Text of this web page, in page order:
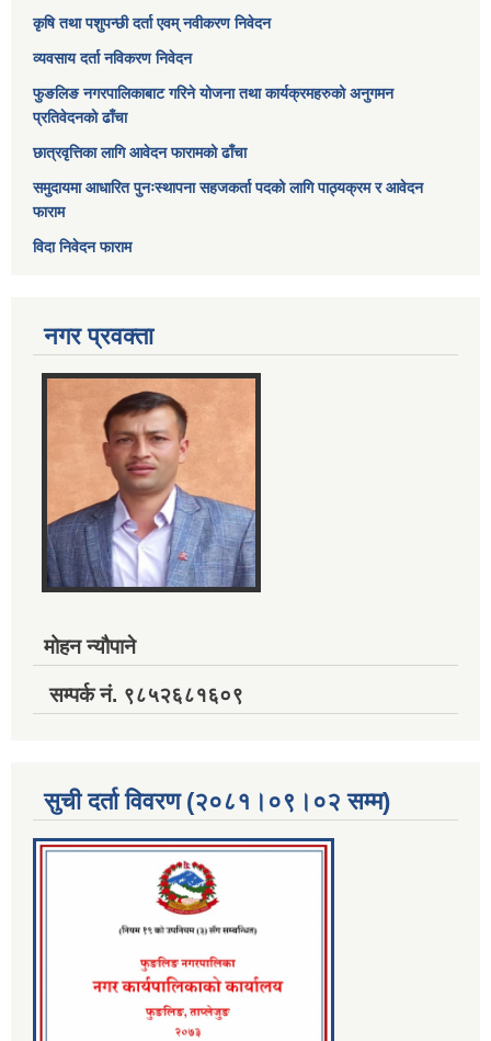
कृषि तथा पशुपन्छी दर्ता एवम् नवीकरण निवेदन
व्यवसाय दर्ता नविकरण निवेदन
फुङलिङ नगरपालिकाबाट गरिने योजना तथा कार्यक्रमहरुको अनुगमन
प्रतिवेदनको ढाँचा
छात्रवृत्तिका लागि आवेदन फारामको ढाँचा
समुदायमा आधारित पुनःस्थापना सहजकर्ता पदको लागि पाठ्यक्रम र आवेदन
फाराम
विदा निवेदन फाराम
नगर प्रवक्ता
मोहन न्यौपाने
सम्पर्क नं. ९८५२६८१६०९
सुची दर्ता विवरण (२०८१।०९।०२ सम्म)